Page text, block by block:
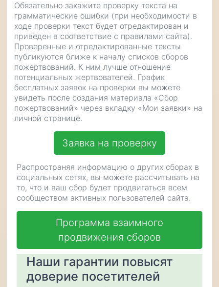
Обязательно закажите проверку текста на
грамматические ошибки (при необходимости в
ходе проверки текст будет отредактирован и
приведен в соответствие с правилами сайта).
Проверенные и отредактированные тексты
публикуются ближе к началу списков сборов
пожертвований. К ним лучше отношение
потенциальных жертвователей. График
бесплатных заявок на проверки вы можете
увидеть после создания материала «Сбор
пожертвований» через вкладку «Мои заявки» на
личной странице.
Заявка на проверку
Распространяя информацию о других сборах в
социальных сетях, вы можете рассчитывать на
то, что и ваш сбор будет продвигаться всем
сообществом активных пользователей сайта.
Программа взаимного
продвижения сборов
Наши гарантии повысят
доверие посетителей